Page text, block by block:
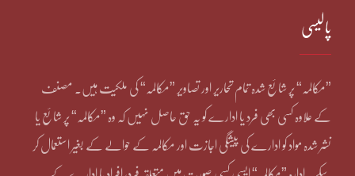
پالیسی
”مکالمہ“ پر شائع شدہ تمام تحاریر اور تصاویر ”مکالمہ“ کی ملکیت ہیں۔ مصنف
کے علاوہ کسی بھی فرد یا ادارے کو یہ حق حاصل نہیں کہ وہ ”مکالمہ“ پر شائع یا
نشر شدہ مواد کو ادارے کی پیشگی اجازت اور مکالمہ کے حوالے کے بغیر استعمال کر